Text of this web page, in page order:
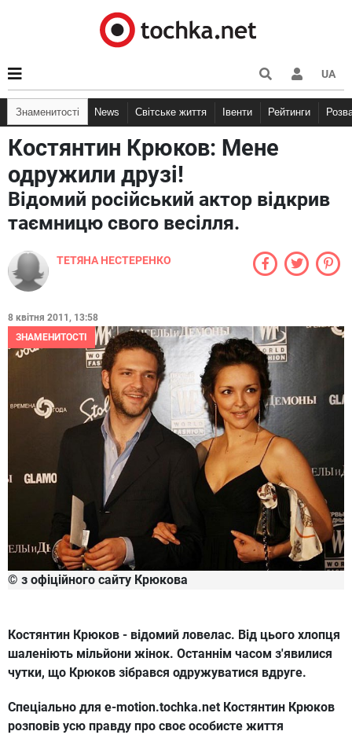
UA
Знаменитості News Світське життя Івенти Рейтинги
Костянтин Крюков: Мене
одружили друзі!
Відомий російський актор відкрив
таємницю свого весілля.
ТЕТЯНА НЕСТЕРЕНКО
8 квітня 2011, 13:58
ЗНАМЕНИТОСТІ
© з офіційного сайту Крюкова
Костянтин Крюков - відомий ловелас. Від цього хлопця
шаленіють мільйони жінок. Останнім часом з'явилися
чутки, що Крюков зібрався одружуватися вдруге.
Спеціально для e-motion.tochka.net Костянтин Крюков
розповів усю правду про своє особисте життя